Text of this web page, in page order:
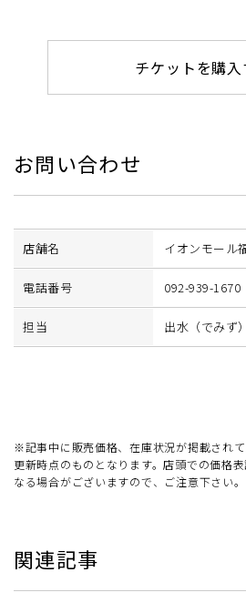
チケットを購入
お問い合わせ
店舗名 イオンモール
電話番号 092-939-1670
担当 出水（でみず
※記事中に販売価格、在庫状況が掲載され
更新時点のものとなります。店頭での価格
なる場合がございますので、ご注意下さい。
関連記事